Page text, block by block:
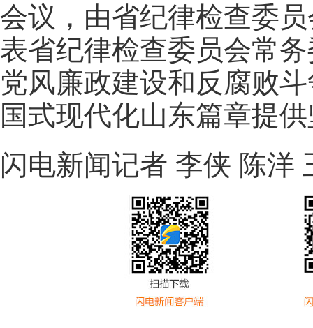
会议，由省纪律检查委
表省纪律检查委员会常
党风廉政建设和反腐败
国式现代化山东篇章提
闪电新闻记者 李侠 陈洋